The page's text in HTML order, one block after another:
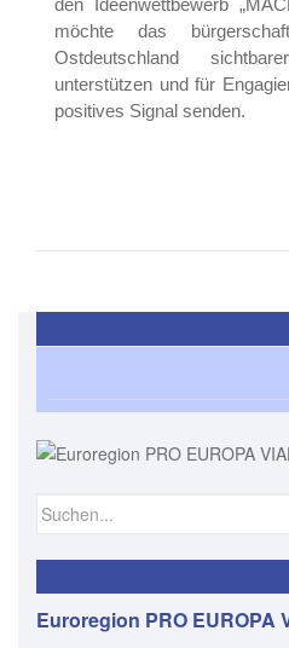
den Ideenwettbewerb
möchte das
Ostdeutschland
unterstützen und für
positives Signal senden.
Suchen
Euroregion PRO EUROPA